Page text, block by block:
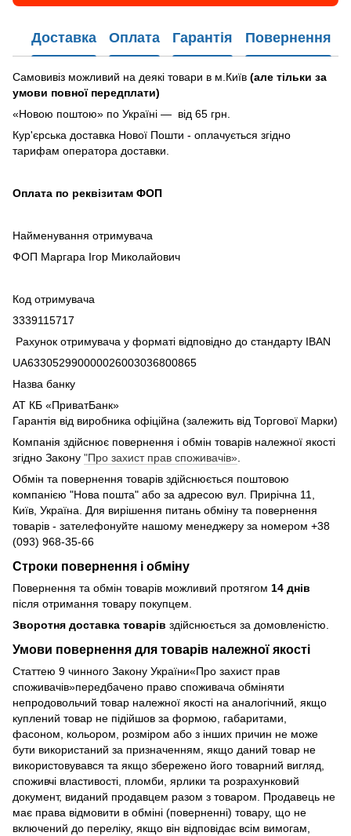
Доставка Оплата Гарантія Повернення
Самовивіз можливий на деякі товари в м.Київ (але тільки за
умови повної передплати)
«Новою поштою» по Україні — від 65 грн.
Кур'єрська доставка Нової Пошти - оплачується згідно
тарифам оператора доставки.
Оплата по реквізитам ФОП
Найменування отримувача
ФОП Маргара Ігор Миколайович
Код отримувача
3339115717
Рахунок отримувача у форматі відповідно до стандарту IBAN
UA633052990000026003036800865
Назва банку
АТ КБ «ПриватБанк»
Гарантія від виробника офіційна (залежить від Торгової Марки)
Компанія здійснює повернення і обмін товарів належної якості
згідно Закону "Про захист прав споживачів»
Обмін та повернення товарів здійснюється поштовою
компанією "Нова пошта" або за адресою вул. Прирічна 11,
Київ, Україна. Для вирішення питань обміну та повернення
товарів - зателефонуйте нашому менеджеру за номером +38
(093) 968-35-66
Строки повернення і обміну
Повернення та обмін товарів можливий протягом 14 днів
після отримання товару покупцем.
Зворотня доставка товарів здійснюється за домовленістю.
Умови повернення для товарів належної якості
Статтею 9 чинного Закону України«Про захист прав
споживачів»передбачено право споживача обміняти
непродовольчий товар належної якості на аналогічний, якщо
куплений товар не підійшов за формою, габаритами,
фасоном, кольором, розміром або з інших причин не може
бути використаний за призначенням, якщо даний товар не
використовувався та якщо збережено його товарний вигляд,
споживчі властивості, пломби, ярлики та розрахунковий
документ, виданий продавцем разом з товаром. Продавець не
має права відмовити в обміні (поверненні) товару, що не
включений до переліку, якщо він відповідає всім вимогам,